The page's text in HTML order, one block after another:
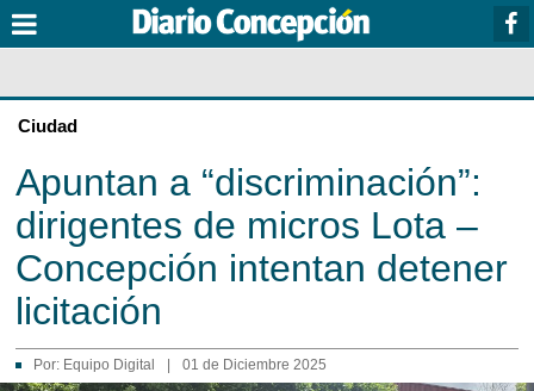
Ciudad
Apuntan a “discriminación”:
dirigentes de micros Lota –
Concepción intentan detener
licitación
Por: Equipo Digital 01 de Diciembre 2025